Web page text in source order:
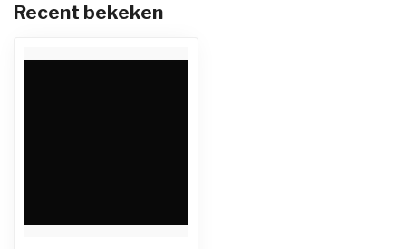
Recent bekeken